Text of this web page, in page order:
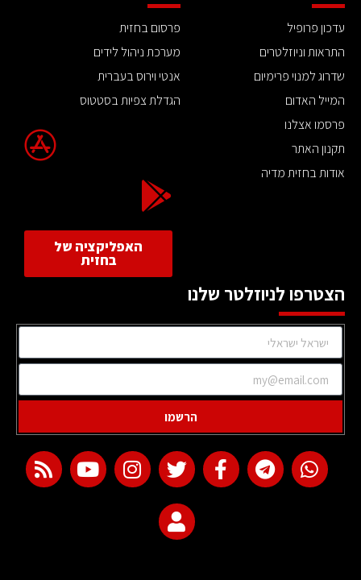
עדכון פרופיל
התראות וניוזלטרים
שדרוג למנוי פרימיום
המייל האדום
פרסמו אצלנו
תקנון האתר
אודות בחזית מדיה
פרסום בחזית
מערכת ניהול לידים
אנטי וירוס בעברית
הגדלת צפיות בסטטוס
האפליקציה של
בחזית
הצטרפו לניוזלטר שלנו
הרשמו